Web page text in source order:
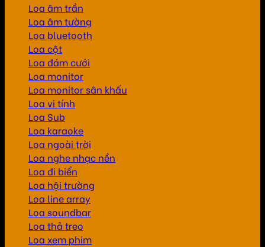
Loa âm trần
Loa âm tường
Loa bluetooth
Loa cột
Loa đám cưới
Loa monitor
Loa monitor sân khấu
Loa vi tính
Loa Sub
Loa karaoke
Loa ngoài trời
Loa nghe nhạc nền
Loa đi biển
Loa hội trường
Loa line array
Loa soundbar
Loa thả treo
Loa xem phim